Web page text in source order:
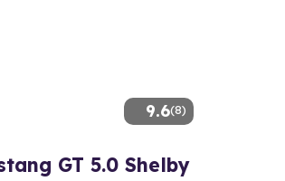
9.6(8)
GT 5.0 Shelby